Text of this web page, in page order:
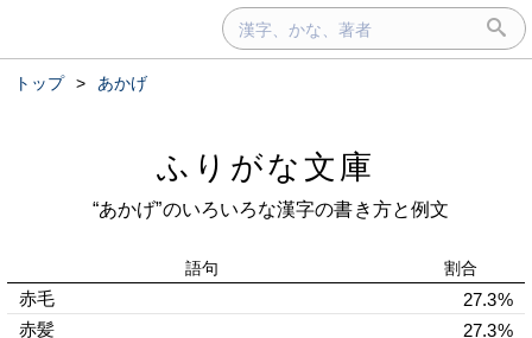
トップ > あかげ
ふりがな文庫
“あかげ”のいろいろな漢字の書き方と例文
語句 割合
赤毛
27.3%
赤髪
27.3%